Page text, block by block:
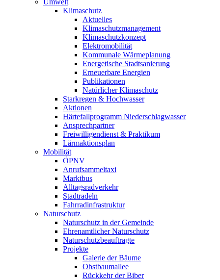
Umwelt
Klimaschutz
Aktuelles
Klimaschutzmanagement
Klimaschutzkonzept
Elektromobilität
Kommunale Wärmeplanung
Energetische Stadtsanierung
Erneuerbare Energien
Publikationen
Natürlicher Klimaschutz
Starkregen & Hochwasser
Aktionen
Härtefallprogramm Niederschlagwasser
Ansprechpartner
Freiwilligendienst & Praktikum
Lärmaktionsplan
Mobilität
ÖPNV
Anrufsammeltaxi
Marktbus
Alltagsradverkehr
Stadtradeln
Fahrradinfrastruktur
Naturschutz
Naturschutz in der Gemeinde
Ehrenamtlicher Naturschutz
Naturschutzbeauftragte
Projekte
Galerie der Bäume
Obstbaumallee
Rückkehr der Biber